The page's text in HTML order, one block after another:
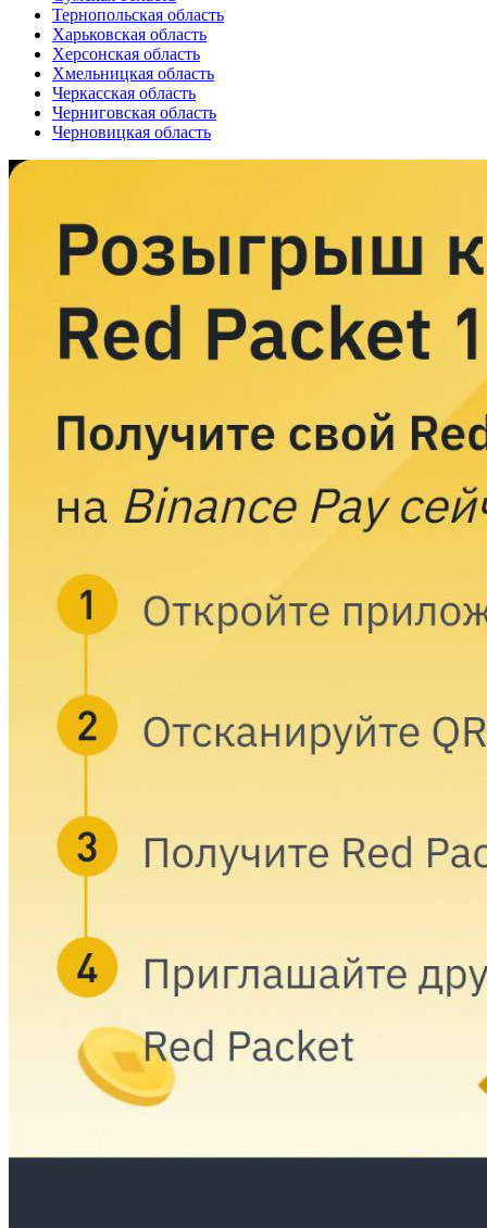
Тернопольская область
Харьковская область
Херсонская область
Хмельницкая область
Черкасская область
Черниговская область
Черновицкая область